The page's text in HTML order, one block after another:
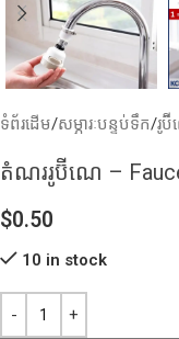
ទំព័រដើម/សម្ភារៈបន្ទប់ទឹក/រូ
តំណររូប៊ីណេ –
$0.50
10 in stock